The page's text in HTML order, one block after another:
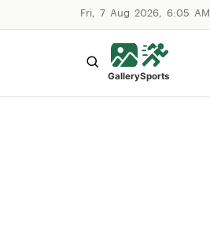
Fri, 7 Aug 2026, 6:05 AM
Sports
Gallery